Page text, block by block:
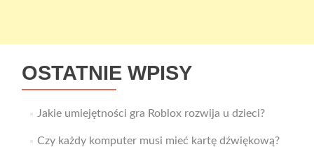
OSTATNIE WPISY
Jakie umiejętności gra Roblox rozwija u dzieci?
Czy każdy komputer musi mieć kartę dźwiękową?